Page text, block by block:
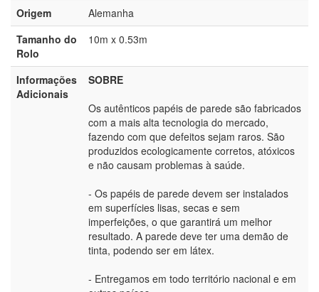
Origem
Alemanha
Tamanho do
Rolo
10m x 0.53m
Informações
Adicionais
SOBRE
Os autênticos papéis de parede são fabricados
com a mais alta tecnologia do mercado,
fazendo com que defeitos sejam raros. São
produzidos ecologicamente corretos, atóxicos
e não causam problemas à saúde.
- Os papéis de parede devem ser instalados
em superfícies lisas, secas e sem
imperfeições, o que garantirá um melhor
resultado. A parede deve ter uma demão de
tinta, podendo ser em látex.
- Entregamos em todo território nacional e em